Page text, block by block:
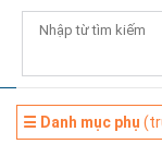
☰ Danh mục phụ